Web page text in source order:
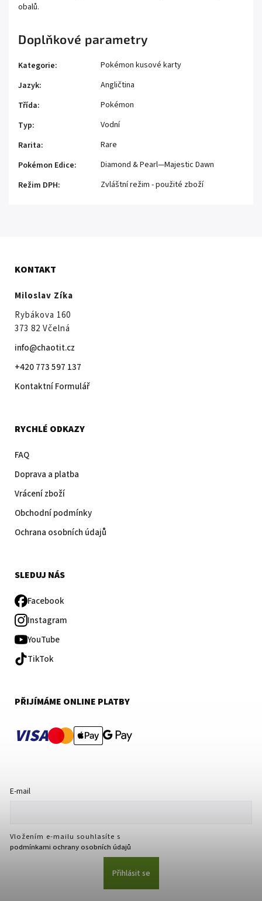
obalů.
Doplňkové parametry
Kategorie:
Pokémon kusové karty
Jazyk:
Angličtina
Třída:
Pokémon
Typ:
Vodní
Rarita:
Rare
Pokémon Edice:
Diamond & Pearl—Majestic Dawn
Režim DPH: Zvláštní režim - použité zboží
KONTAKT
Miloslav Zíka
Rybákova 160
373 82 Včelná
info@chaotit.cz
+420 773 597 137
Kontaktní Formulář
RYCHLÉ ODKAZY
FAQ
Doprava a platba
Vrácení zboží
Obchodní podmínky
Ochrana osobních údajů
SLEDUJ NÁS
Facebook
Instagram
YouTube
TikTok
PŘIJÍMÁME ONLINE PLATBY
VISA
E-mail
Vložením e-mailu souhlasíte s
podmínkami ochrany osobních údajů
Přihlásit se